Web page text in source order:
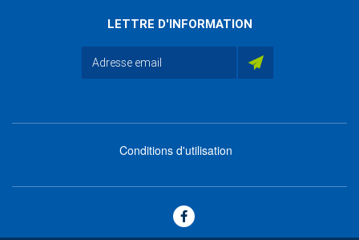
LETTRE D'INFORMATION
footer
Conditions d'utilisation